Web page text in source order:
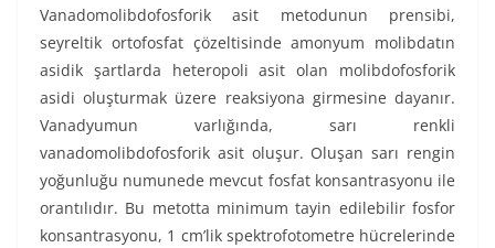
Vanadomolibdofosforik asit metodunun prensibi,
seyreltik ortofosfat çözeltisinde amonyum molibdatın
asidik şartlarda heteropoli asit olan molibdofosforik
asidi oluşturmak üzere reaksiyona girmesine dayanır.
Vanadyumun varlığında, sarı renkli
vanadomolibdofosforik asit oluşur. Oluşan sarı rengin
yoğunluğu numunede mevcut fosfat konsantrasyonu ile
orantılıdır. Bu metotta minimum tayin edilebilir fosfor
konsantrasyonu, 1 cm’lik spektrofotometre hücrelerinde